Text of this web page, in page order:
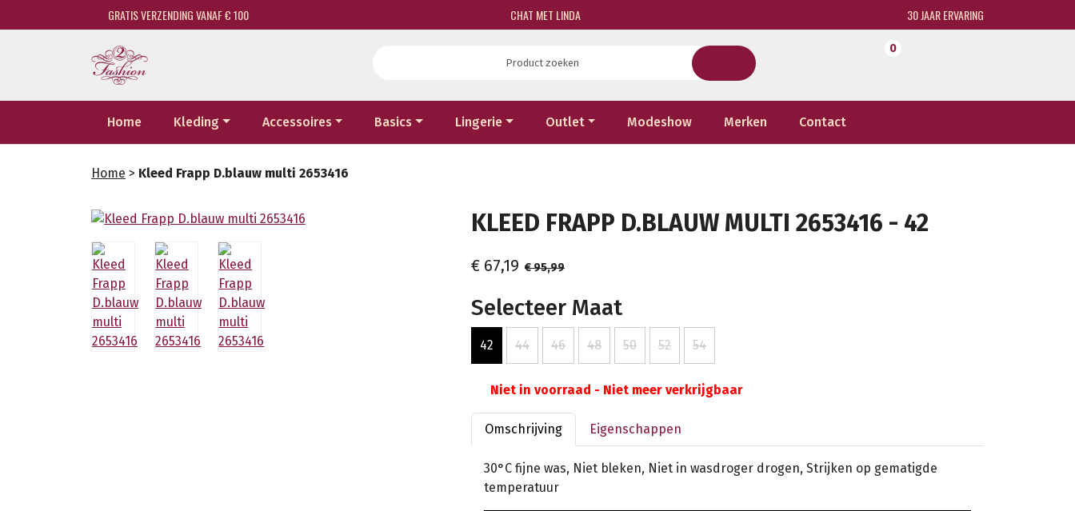
GRATIS VERZENDING VANAF € 100 CHAT MET LINDA 30 JAAR ERVARING
0
Home Kleding Accessoires Basics Lingerie Outlet Modeshow Merken Contact
Home > Kleed Frapp D.blauw multi 2653416
KLEED FRAPP D.BLAUW MULTI 2653416 - 42
€ 67,19 € 95,99
Selecteer Maat
42 44 46 48 50 52 54
Niet in voorraad - Niet meer verkrijgbaar
Omschrijving Eigenschappen
30°C fijne was, Niet bleken, Niet in wasdroger drogen, Strijken op gematigde
temperatuur